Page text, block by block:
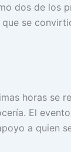
dos de los
se
horas se
El
a quien